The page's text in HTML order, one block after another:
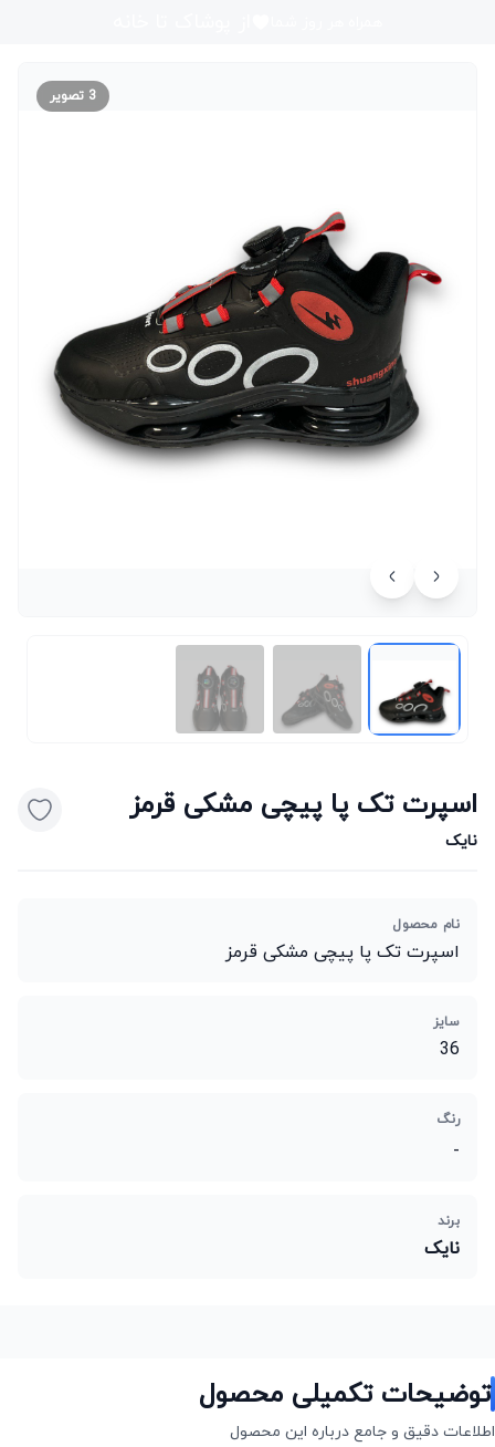
3 تصویر
اسپرت تک پا پیچی مشکی قرمز
نایک
نام محصول
اسپرت تک پا پیچی مشکی قرمز
سایز
36
رنگ
-
برند
نایک
توضیحات تکمیلی محصول
اطلاعات دقیق و جامع درباره این محصول